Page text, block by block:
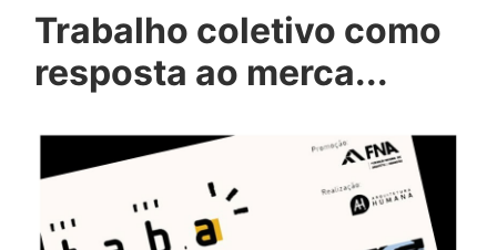
Trabalho coletivo como
resposta ao merca...